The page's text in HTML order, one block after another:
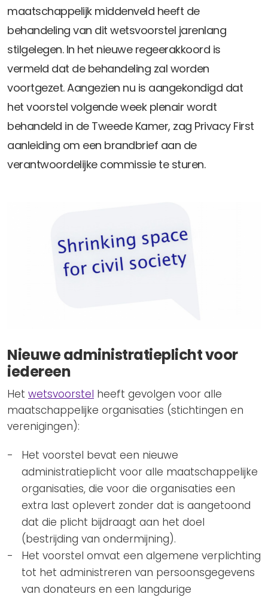
maatschappelijk middenveld heeft de
behandeling van dit wetsvoorstel jarenlang
stilgelegen. In het nieuwe regeerakkoord is
vermeld dat de behandeling zal worden
voortgezet. Aangezien nu is aangekondigd dat
het voorstel volgende week plenair wordt
behandeld in de Tweede Kamer, zag Privacy First
aanleiding om een brandbrief aan de
verantwoordelijke commissie te sturen.
Nieuwe administratieplicht voor
iedereen
Het wetsvoorstel heeft gevolgen voor alle
maatschappelijke organisaties (stichtingen en
verenigingen):
Het voorstel bevat een nieuwe
administratieplicht voor alle maatschappelijke
organisaties, die voor die organisaties een
extra last oplevert zonder dat is aangetoond
dat die plicht bijdraagt aan het doel
(bestrijding van ondermijning).
Het voorstel omvat een algemene verplichting
tot het administreren van persoonsgegevens
van donateurs en een langdurige